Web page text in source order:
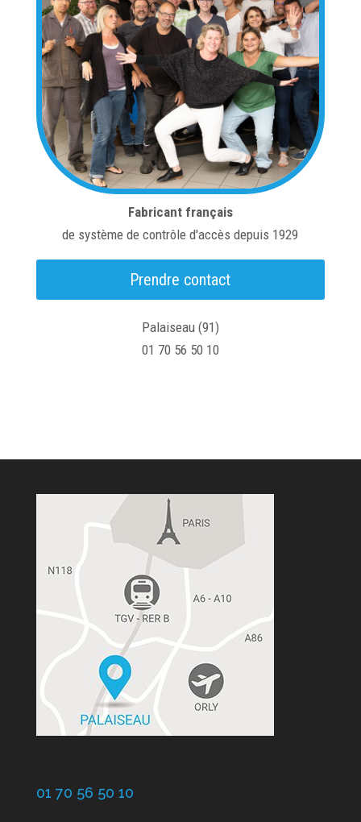
Fabricant français
de système de contrôle d'accès depuis 1929
Prendre contact
Palaiseau (91)
01 70 56 50 10
01 70 56 50 10